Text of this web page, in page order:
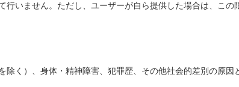
いません。ただし、ユーザーが自ら提供した場合は、この
除く）、身体・精神障害、犯罪歴、その他社会的差別の原因